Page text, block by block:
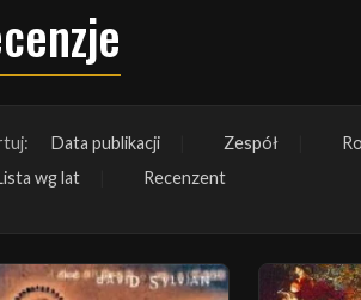
Data publikacji Zespół
wg lat
Recenzent